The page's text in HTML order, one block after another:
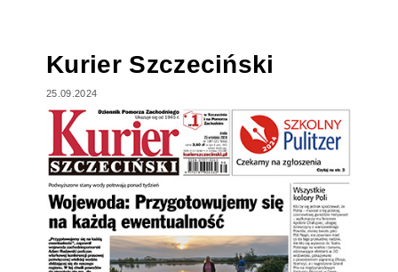
Kurier Szczeciński
25.09.2024